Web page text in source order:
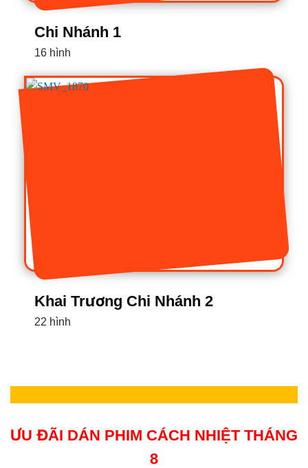
Chi Nhánh 1
16 hình
Khai Trương Chi Nhánh 2
22 hình
ƯU ĐÃI DÁN PHIM CÁCH NHIỆT THÁNG
8